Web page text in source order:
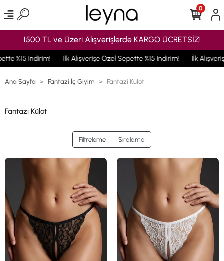
1500 TL ve Üzeri Alışverişlerde KARGO ÜCRETSİZ!
İndirim! İlk Alışverişe Özel Sepette %15 İndirim! İlk Alışverişe Özel
0
Ana Sayfa Fantazi İç Giyim Fantazi Külot
Fantazi Külot
Filtreleme Sıralama